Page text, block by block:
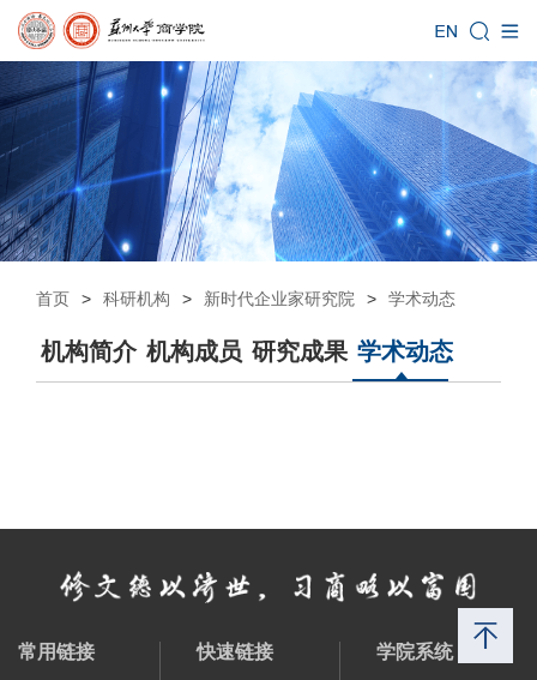
首页 > 科研机构 > 新时代企业家研究院 > 学术动态
机构简介 机构成员 研究成果 学术动态
常用链接 快速链接 学院系统